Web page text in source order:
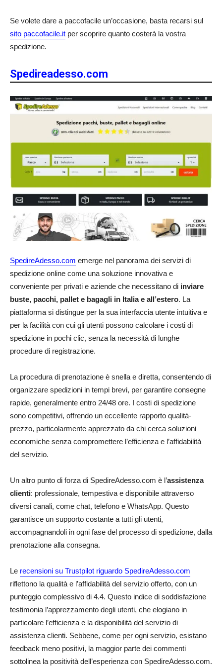
Se volete dare a paccofacile un’occasione, basta recarsi sul
sito paccofacile.it per scoprire quanto costerà la vostra
spedizione.
Spedireadesso.com
SpedireAdesso.com emerge nel panorama dei servizi di
spedizione online come una soluzione innovativa e
conveniente per privati e aziende che necessitano di inviare
buste, pacchi, pallet e bagagli in Italia e all’estero. La
piattaforma si distingue per la sua interfaccia utente intuitiva e
per la facilità con cui gli utenti possono calcolare i costi di
spedizione in pochi clic, senza la necessità di lunghe
procedure di registrazione.
La procedura di prenotazione è snella e diretta, consentendo di
organizzare spedizioni in tempi brevi, per garantire consegne
rapide, generalmente entro 24/48 ore. I costi di spedizione
sono competitivi, offrendo un eccellente rapporto qualità-
prezzo, particolarmente apprezzato da chi cerca soluzioni
economiche senza compromettere l’efficienza e l’affidabilità
del servizio.
Un altro punto di forza di SpedireAdesso.com è l’assistenza
clienti: professionale, tempestiva e disponibile attraverso
diversi canali, come chat, telefono e WhatsApp. Questo
garantisce un supporto costante a tutti gli utenti,
accompagnandoli in ogni fase del processo di spedizione, dalla
prenotazione alla consegna.
Le recensioni su Trustpilot riguardo SpedireAdesso.com
riflettono la qualità e l’affidabilità del servizio offerto, con un
punteggio complessivo di 4.4. Questo indice di soddisfazione
testimonia l’apprezzamento degli utenti, che elogiano in
particolare l’efficienza e la disponibilità del servizio di
assistenza clienti. Sebbene, come per ogni servizio, esistano
feedback meno positivi, la maggior parte dei commenti
sottolinea la positività dell’esperienza con SpedireAdesso.com.